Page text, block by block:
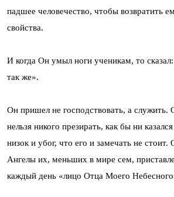
падшее человечество, чтобы возвратить
свойства.
И когда Он умыл ноги ученикам, то
так же».
Он пришел не господствовать, а служить.
нельзя никого презирать, как бы ни
низок и убог, что его и замечать не стоит.
Ангелы их, меньших в мире сем,
каждый день «лицо Отца Моего